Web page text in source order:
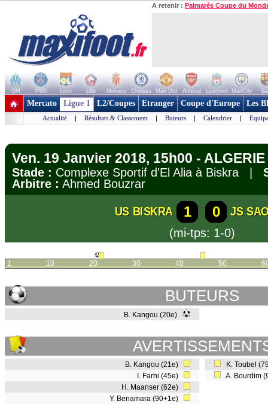
A retenir : Palmarès Coupe du
OM PSG Lyon Lille Monaco Chelsea Man Utd Arsenal Liverpool ManCity
+ de clubs
Mercato Ligue 1 L2/Coupes Etranger Coupe d'Europe Les
Actualité | Résultats & Classement | Buteurs | Calendrier |
Ven. 19 Janvier 2018, 15h00 -
Stade : Complexe Sportif d'El Alia à Biskra |
Arbitre : Ahmed Bouzrar
US BISKRA 1 0
JS
(mi-tps: 1-0)
1 10 20 30 40 50
BUTEURS
B. Kangou (20e)
B. Kangou (21e)
I. Farhi (45e)
H. Maanser (62e)
Y. Benamara (90+1e)
K. Toubel
A. Bourdim